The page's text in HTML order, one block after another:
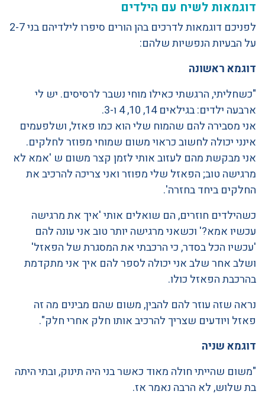
דוגמאות לשיח עם הילדים
לפניכם דוגמאות לדרכים בהן הורים סיפרו לילדיהם בני 2-7
על הבעיות הנפשיות שלהם:
דוגמא ראשונה
"כשחליתי, הרגשתי כאילו מוחי נשבר לרסיסים. יש לי
ארבעה ילדים: בגילאים 14, 10, 4 ו-3.
אני מסבירה להם שהמוח שלי הוא כמו פאזל, ושלפעמים
אינני יכולה לחשוב כראוי משום שמוחי מפוזר לחלקים.
אני מבקשת מהם לעזוב אותי לזמן קצר משום ש 'אמא לא
מרגישה טוב; הפאזל שלי מפוזר ואני צריכה להרכיב את
החלקים ביחד בחזרה'.
כשהילדים חוזרים, הם שואלים אותי 'איך את מרגישה
עכשיו אמא?' וכשאני מרגישה יותר טוב אני עונה להם
'עכשיו הכל בסדר, כי הרכבתי את המסגרת של הפאזל'
ושלב אחר שלב אני יכולה לספר להם איך אני מתקדמת
בהרכבת הפאזל כולו.
נראה שזה עוזר להם להבין, משום שהם מבינים מה זה
פאזל ויודעים שצריך להרכיב אותו חלק אחרי חלק".
דוגמא שניה
"משום שהייתי חולה מאוד כאשר בני היה תינוק, ובתי היתה
בת שלוש, לא הרבה נאמר אז.